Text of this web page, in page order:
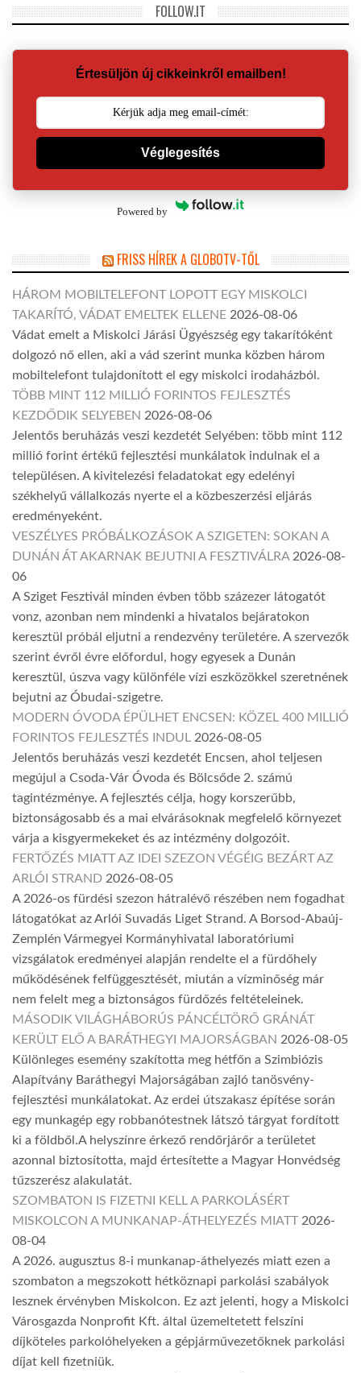
FOLLOW.IT
Értesüljön új cikkeinkről emailben!
Véglegesítés
Powered by
FRISS HÍREK A GLOBOTV-TŐL
HÁROM MOBILTELEFONT LOPOTT EGY MISKOLCI
TAKARÍTÓ, VÁDAT EMELTEK ELLENE 2026-08-06
Vádat emelt a Miskolci Járási Ügyészség egy takarítóként
dolgozó nő ellen, aki a vád szerint munka közben három
mobiltelefont tulajdonított el egy miskolci irodaházból.
TÖBB MINT 112 MILLIÓ FORINTOS FEJLESZTÉS
KEZDŐDIK SELYEBEN 2026-08-06
Jelentős beruházás veszi kezdetét Selyében: több mint 112
millió forint értékű fejlesztési munkálatok indulnak el a
településen. A kivitelezési feladatokat egy edelényi
székhelyű vállalkozás nyerte el a közbeszerzési eljárás
eredményeként.
VESZÉLYES PRÓBÁLKOZÁSOK A SZIGETEN: SOKAN A
DUNÁN ÁT AKARNAK BEJUTNI A FESZTIVÁLRA 2026-08-
06
A Sziget Fesztivál minden évben több százezer látogatót
vonz, azonban nem mindenki a hivatalos bejáratokon
keresztül próbál eljutni a rendezvény területére. A szervezők
szerint évről évre előfordul, hogy egyesek a Dunán
keresztül, úszva vagy különféle vízi eszközökkel szeretnének
bejutni az Óbudai-szigetre.
MODERN ÓVODA ÉPÜLHET ENCSEN: KÖZEL 400 MILLIÓ
FORINTOS FEJLESZTÉS INDUL 2026-08-05
Jelentős beruházás veszi kezdetét Encsen, ahol teljesen
megújul a Csoda-Vár Óvoda és Bölcsőde 2. számú
tagintézménye. A fejlesztés célja, hogy korszerűbb,
biztonságosabb és a mai elvárásoknak megfelelő környezet
várja a kisgyermekeket és az intézmény dolgozóit.
FERTŐZÉS MIATT AZ IDEI SZEZON VÉGÉIG BEZÁRT AZ
ARLÓI STRAND 2026-08-05
A 2026-os fürdési szezon hátralévő részében nem fogadhat
látogatókat az Arlói Suvadás Liget Strand. A Borsod-Abaúj-
Zemplén Vármegyei Kormányhivatal laboratóriumi
vizsgálatok eredményei alapján rendelte el a fürdőhely
működésének felfüggesztését, miután a vízminőség már
nem felelt meg a biztonságos fürdőzés feltételeinek.
MÁSODIK VILÁGHÁBORÚS PÁNCÉLTÖRŐ GRÁNÁT
KERÜLT ELŐ A BARÁTHEGYI MAJORSÁGBAN 2026-08-05
Különleges esemény szakította meg hétfőn a Szimbiózis
Alapítvány Baráthegyi Majorságában zajló tanösvény-
fejlesztési munkálatokat. Az erdei útszakasz építése során
egy munkagép egy robbanótestnek látszó tárgyat fordított
ki a földből.A helyszínre érkező rendőrjárőr a területet
azonnal biztosította, majd értesítette a Magyar Honvédség
tűzszerész alakulatát.
SZOMBATON IS FIZETNI KELL A PARKOLÁSÉRT
MISKOLCON A MUNKANAP-ÁTHELYEZÉS MIATT 2026-
08-04
A 2026. augusztus 8-i munkanap-áthelyezés miatt ezen a
szombaton a megszokott hétköznapi parkolási szabályok
lesznek érvényben Miskolcon. Ez azt jelenti, hogy a Miskolci
Városgazda Nonprofit Kft. által üzemeltetett felszíni
díjköteles parkolóhelyeken a gépjárművezetőknek parkolási
díjat kell fizetniük.